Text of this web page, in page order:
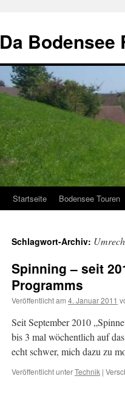
springen
Da Bodensee
Startseite Bodensee Touren
Schlagwort-Archiv:
Spinning – seit
Programms
Veröffentlicht am 4. Januar 2011
Seit September 2010
bis 3 mal wöchentlich auf
echt schwer, mich dazu zu
Veröffentlicht unterTechnik |